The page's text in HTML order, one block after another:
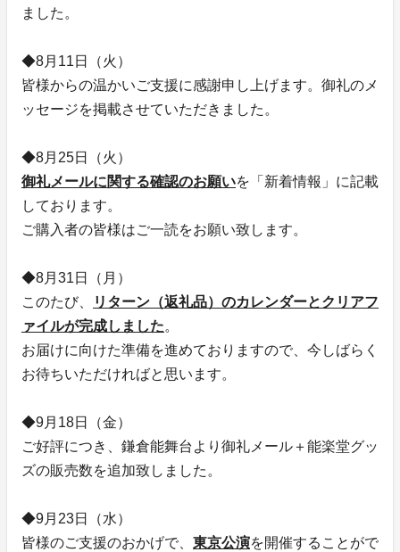
ました。
◆8月11日（火）
皆様からの温かいご支援に感謝申し上げます。御礼のメ
ッセージを掲載させていただきました。
◆8月25日（火）
御礼メールに関する確認のお願いを「新着情報」に記載
しております。
ご購入者の皆様はご一読をお願い致します。
◆8月31日（月）
このたび、
リターン（返礼品）のカレンダーとクリアフ
ァイルが完成しました。
お届けに向けた準備を進めておりますので、今しばらく
お待ちいただければと思います。
◆9月18日（金）
ご好評につき、鎌倉能舞台より御礼メール＋能楽堂グッ
ズの販売数を追加致しました。
◆9月23日（水）
皆様のご支援のおかげで、 東京公演を開催することがで